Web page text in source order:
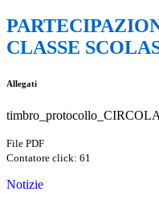
CLASSE
Allegati
File PDF
Contatore click: 61
Notizie